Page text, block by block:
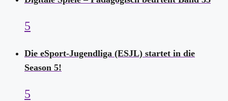
5
Die eSport-Jugendliga (ESJL) startet in die
Season 5!
5